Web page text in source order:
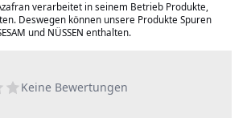
verarbeitet in seinem Betrieb Produkte,
Deswegen können unsere Produkte Spuren
und NÜSSEN enthalten.
Keine Bewertungen